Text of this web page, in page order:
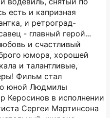
есть и капризная
и ретроград-
- главный герой...
и счастливый
юмора, хорошей
и талантливые,
Фильм стал
юной Людмилы
Керосинов в исполнении
Сергеи Мартинсона